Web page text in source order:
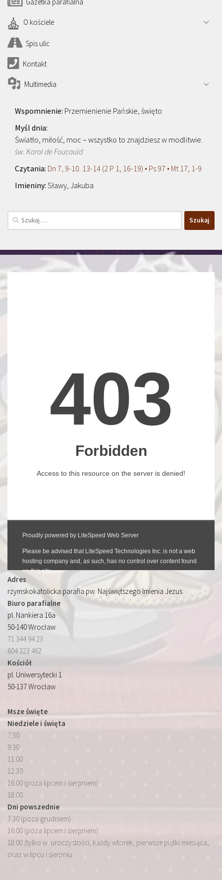
Gazetka parafialna
O kościele
Spis ulic
Kontakt
Multimedia
Przemienienie Pańskie, święto
Światło, miłość, moc – wszystko to znajdziesz w modlitwie.
św. Karol de Foucauld
Dn 7, 9-10. 13-14 (2 P 1, 16-19) • Ps 97 • Mt 17, 1-9
Sławy, Jakuba
Szukaj:
Adres
rzymskokatolicka parafia pw. Najświętszego Imienia Jezus
Biuro parafialne
pl. Nankiera 16a
50-140 Wrocław
71 344 94 23
604 323 462
Kościół
pl. Uniwersytecki 1
50-137 Wrocław
Msze święte
Niedziele i święta
7:30
9:30
11:00
12:30
16:00 (poza lipcem i sierpniem)
18:00
Dni powszednie
7:30 (poza grudniem)
16:00 (poza lipcem i sierpniem)
18:00 (tylko w: uroczystości, każdy wtorek, pierwsze piątki miesiąca,
oraz w lipcu i sierpniu